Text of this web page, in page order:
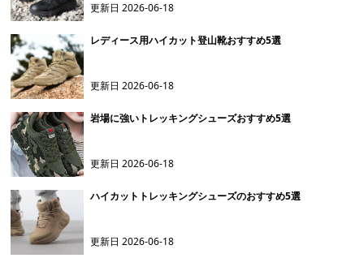
更新日2026-06-18
レディース用ハイカット登山靴おすすめ5選
更新日2026-06-18
岩場に強いトレッキングシューズおすすめ5選
更新日2026-06-18
ハイカットトレッキングシューズのおすすめ5選
更新日2026-06-18